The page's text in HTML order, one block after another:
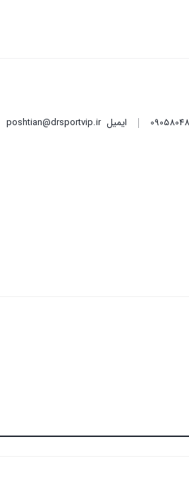
ایمیلposhtian@drsportvip.ir